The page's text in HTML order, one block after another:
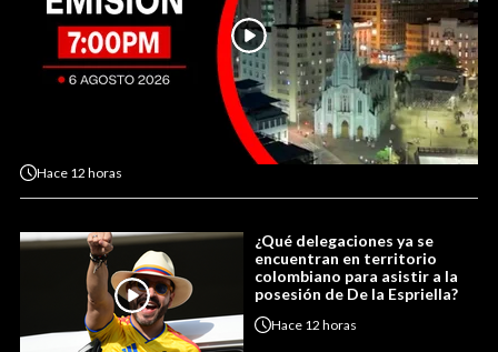
Hace 12 horas
¿Qué delegaciones ya se
encuentran en territorio
colombiano para asistir a la
posesión de De la Espriella?
Hace 12 horas